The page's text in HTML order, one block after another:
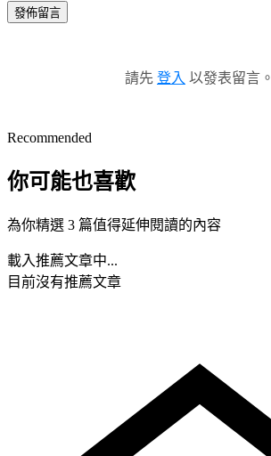
發佈留言
請先 登入 以發表留言。
Recommended
你可能也喜歡
為你精選 3 篇值得延伸閱讀的內容
載入推薦文章中...
目前沒有推薦文章